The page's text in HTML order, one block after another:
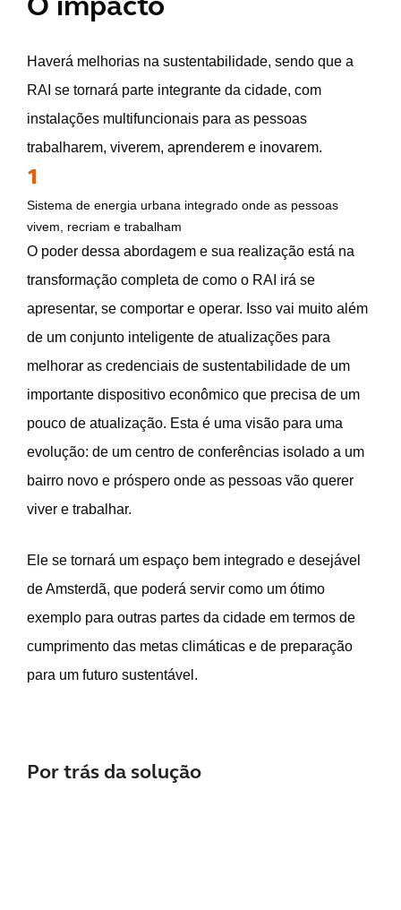
O impacto
Haverá melhorias na sustentabilidade, sendo que a
RAI se tornará parte integrante da cidade, com
instalações multifuncionais para as pessoas
trabalharem, viverem, aprenderem e inovarem.
1
Sistema de energia urbana integrado onde as pessoas
vivem, recriam e trabalham
O poder dessa abordagem e sua realização está na
transformação completa de como o RAI irá se
apresentar, se comportar e operar. Isso vai muito além
de um conjunto inteligente de atualizações para
melhorar as credenciais de sustentabilidade de um
importante dispositivo econômico que precisa de um
pouco de atualização. Esta é uma visão para uma
evolução: de um centro de conferências isolado a um
bairro novo e próspero onde as pessoas vão querer
viver e trabalhar.
Ele se tornará um espaço bem integrado e desejável
de Amsterdã, que poderá servir como um ótimo
exemplo para outras partes da cidade em termos de
cumprimento das metas climáticas e de preparação
para um futuro sustentável.
Por trás da solução